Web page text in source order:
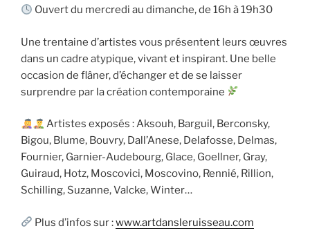
Ouvert du mercredi au dimanche, de 16h à 19h30
Une trentaine d’artistes vous présentent leurs œuvres
dans un cadre atypique, vivant et inspirant. Une belle
occasion de flâner, d’échanger et de se laisser
surprendre par la création contemporaine
Artistes exposés : Aksouh, Barguil, Berconsky,
Bigou, Blume, Bouvry, Dall’Anese, Delafosse, Delmas,
Fournier, Garnier-Audebourg, Glace, Goellner, Gray,
Guiraud, Hotz, Moscovici, Moscovino, Rennié, Rillion,
Schilling, Suzanne, Valcke, Winter…
Plus d’infos sur :www.artdansleruisseau.com